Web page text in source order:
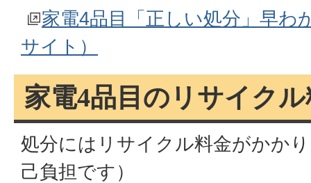
家電4品目「正しい処分」早わ
サイト）
家電4品目のリサイク
処分にはリサイクル料金がかか
己負担です）